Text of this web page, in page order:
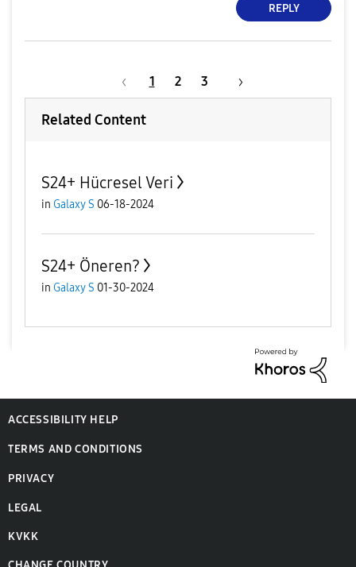
REPLY
1 2 3
Related Content
S24+ Hücresel Veri
in Galaxy S 06-18-2024
S24+ Öneren?
in Galaxy S 01-30-2024
ACCESSIBILITY HELP
TERMS AND CONDITIONS
PRIVACY
LEGAL
KVKK